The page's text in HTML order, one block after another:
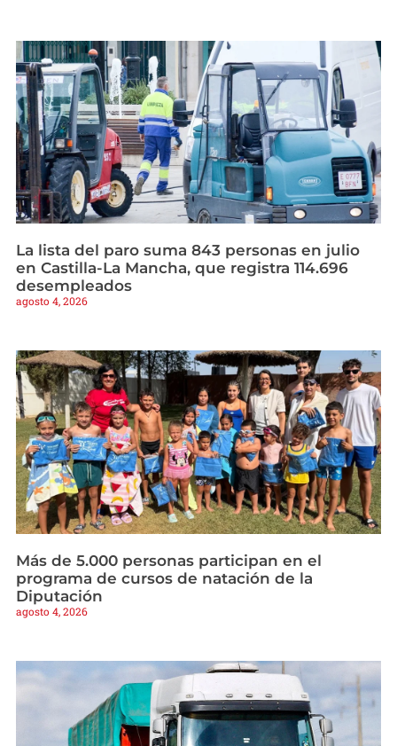
La lista del paro suma 843 personas en julio
en Castilla-La Mancha, que registra 114.696
desempleados
agosto 4, 2026
Más de 5.000 personas participan en el
programa de cursos de natación de la
Diputación
agosto 4, 2026